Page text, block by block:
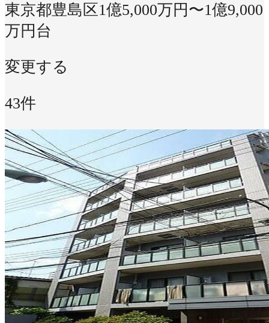
東京都豊島区 1億5,000万円〜1億9,000
万円台
変更する
43件